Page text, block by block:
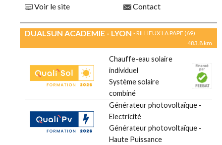
Voir le site Contact
DUALSUN ACADEMIE - LYON - RILLIEUX LA PAPE (69)
483.8 km
Chauffe-eau solaire
individuel
Système solaire
combiné
Générateur photovoltaïque -
Electricité
Générateur photovoltaïque -
Haute Puissance